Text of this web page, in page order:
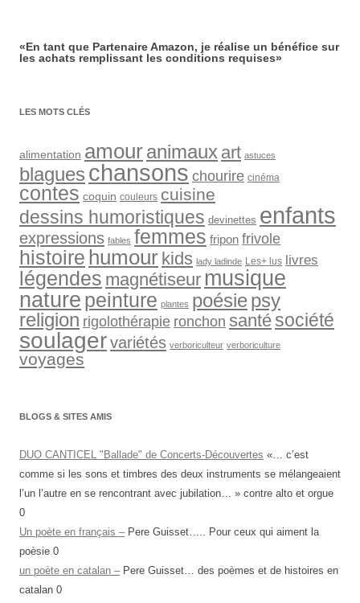
«En tant que Partenaire Amazon, je réalise un bénéfice sur
les achats remplissant les conditions requises»
LES MOTS CLÉS
alimentation amouranimaux art astuces
blagues chansons chourire cinéma
contes coquin couleurs cuisine
dessins humoristiques devinettes enfants
expressions fables femmes fripon frivole
histoire humour kids lady ladinde Les+ lus livres
légendes magnétiseur musique
nature peinture plantes poésiepsy
religion rigolothérapie ronchon santé société
soulagervariétés verboriculteur verboriculture
voyages
BLOGS & SITES AMIS
DUO CANTICEL "Ballade" de Concerts-Découvertes «… c’est
comme si les sons et timbres des deux instruments se mélangeaient
l’un l’autre en se rencontrant avec jubilation… » contre alto et orgue
0
Un poète en français –Pere Guisset….. Pour ceux qui aiment la
poèsie 0
un poète en catalan –Pere Guisset… des poèmes et de histoires en
catalan 0